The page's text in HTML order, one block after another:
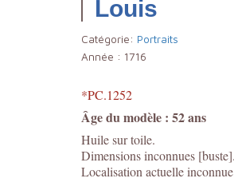
Louis
Catégorie: Portraits
Année : 1716
*PC.1252
Âge du modèle : 52 ans
Huile sur toile.
Dimensions inconnues [buste].
Localisation actuelle